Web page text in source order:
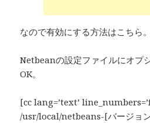
なので有効にする方法はこちら。
Netbeanの設定ファイルにオプ
OK。
[cc lang=’text’
/usr/local/netbeans-[バージョ